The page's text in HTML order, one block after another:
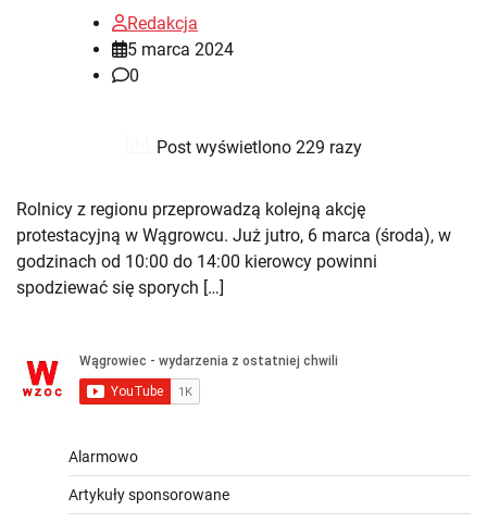
Redakcja
5 marca 2024
0
Post wyświetlono 229 razy
Rolnicy z regionu przeprowadzą kolejną akcję
protestacyjną w Wągrowcu. Już jutro, 6 marca (środa), w
godzinach od 10:00 do 14:00 kierowcy powinni
spodziewać się sporych […]
Alarmowo
Artykuły sponsorowane